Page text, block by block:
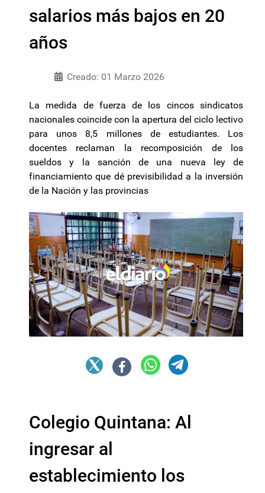
salarios más bajos en 20
años
Creado: 01 Marzo 2026
La medida de fuerza de los cincos sindicatos
nacionales coincide con la apertura del ciclo lectivo
para unos 8,5 millones de estudiantes. Los
docentes reclaman la recomposición de los
sueldos y la sanción de una nueva ley de
financiamiento que dé previsibilidad a la inversión
de la Nación y las provincias
Colegio Quintana: Al
ingresar al
establecimiento los